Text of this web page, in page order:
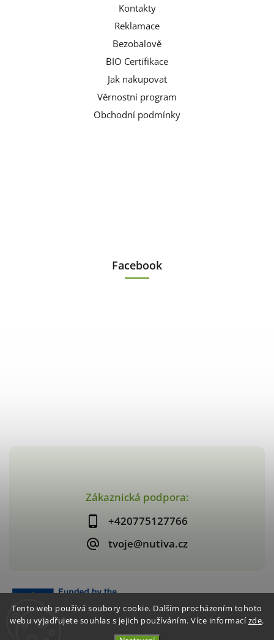
Tento web používá soubory cookie. Dalším procházením tohoto
webu vyjadřujete souhlas s jejich používáním. Více informacízde.
Zákaznická podpora:
+420775127766
tvoje@nutiva.cz
Kontakty
Reklamace
Bezobalově
BIO Certifikace
Jak nakupovat
Věrnostní program
Obchodní podmínky
Facebook